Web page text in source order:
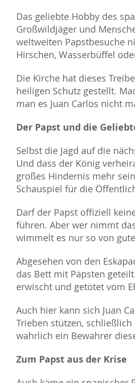
Das geliebte Hobby des
Großwildjäger und
weltweiten Papstbesuche
Hirschen, Wasserbüffel
Die Kirche hat dieses
heiligen Schutz gestellt.
man es Juan Carlos nicht
Der Papst und die
Selbst die Jagd auf die
Und dass der König
großes Hindernis mehr
Schauspiel für die
Darf der Papst offiziell
führen. Aber wer nimmt
wimmelt es nur so von
Abgesehen von den
das Bett mit Päpsten
erwischt und getötet vom
Auch hier kann sich Juan
Trieben stützen,
wahrlich ein Bewahrer
Zum Papst aus der Krise